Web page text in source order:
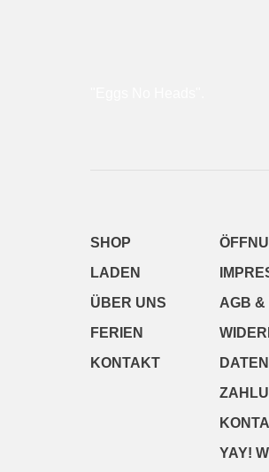
SHOP
LADEN
ÜBER UNS
FERIEN
KONTAKT
AGB &
YAY!